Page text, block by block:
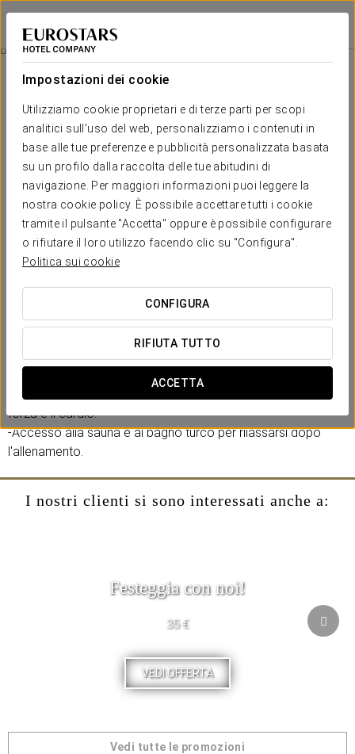
Impostazioni dei cookie
Utilizziamo cookie proprietari e di terze parti per scopi
analitici sull'uso del web, personalizziamo i contenuti in
base alle tue preferenze e pubblicità personalizzata basata
su un profilo dalla raccolta delle tue abitudini di
navigazione. Per maggiori informazioni puoi leggere la
nostra cookie policy. È possibile accettare tutti i cookie
tramite il pulsante "Accetta" oppure è possibile configurare
o rifiutare il loro utilizzo facendo clic su "Configura".
Politica sui cookie
CONFIGURA
RIFIUTA TUTTO
ACCETTA
Eurostars Embassy
VIENNA
Esperienza Fitness
15€
Esperienza fitness
Nel nostro hotel puoi continuare con la tua routine di esercizi
durante il tuo soggiorno.
Include:
-Pass giornaliero presso la palestra Stars Fitness.
-Accesso alle diverse sale con attrezzature avanzate per la
forza e il cardio.
-Accesso alla sauna e al bagno turco per rilassarsi dopo
l'allenamento.
I nostri clienti si sono interessati anche a:
Festeggia con noi!
35 €
VEDI OFFERTA
Vedi tutte le promozioni